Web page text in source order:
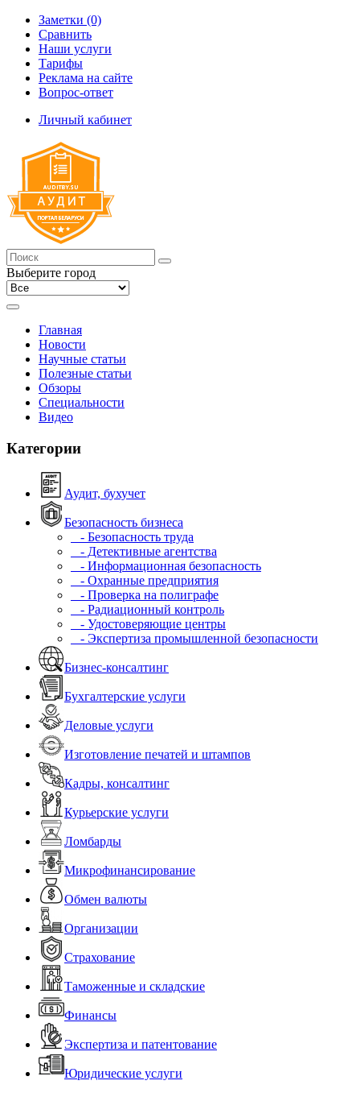
Заметки (0)
Сравнить
Наши услуги
Тарифы
Реклама на сайте
Вопрос-ответ
Личный кабинет
Выберите город
Главная
Новости
Научные статьи
Полезные статьи
Обзоры
Специальности
Видео
Категории
Аудит, бухучет
Безопасность бизнеса
- Безопасность труда
- Детективные агентства
- Информационная безопасность
- Охранные предприятия
- Проверка на полиграфе
- Радиационный контроль
- Удостоверяющие центры
- Экспертиза промышленной безопасности
Бизнес-консалтинг
Бухгалтерские услуги
Деловые услуги
Изготовление печатей и штампов
Кадры, консалтинг
Курьерские услуги
Ломбарды
Микрофинансирование
Обмен валюты
Организации
Страхование
Таможенные и складские
Финансы
Экспертиза и патентование
Юридические услуги